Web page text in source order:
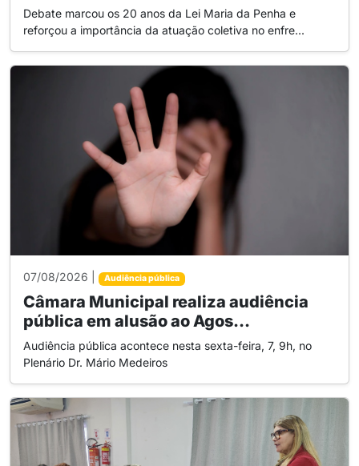
Debate marcou os 20 anos da Lei Maria da Penha e
reforçou a importância da atuação coletiva no enfre...
07/08/2026 | Audiência pública
Câmara Municipal realiza audiência
pública em alusão ao Agos...
Audiência pública acontece nesta sexta-feira, 7, 9h, no
Plenário Dr. Mário Medeiros